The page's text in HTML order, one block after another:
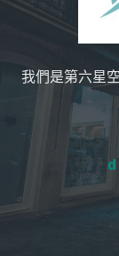
我們是第六星